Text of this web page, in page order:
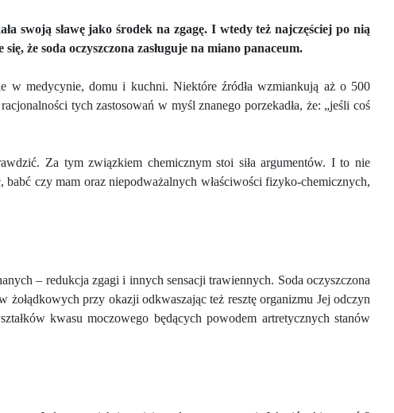
swoją sławę jako środek na zgagę. I wtedy też najczęściej po nią
że soda oczyszczona zasługuje na miano panaceum.
w medycynie, domu i kuchni. Niektóre źródła wzmiankują aż o 500
tych zastosowań w myśl znanego porzekadła, że: „jeśli coś
Za tym związkiem chemicznym stoi siła argumentów. I to nie
czy mam oraz niepodważalnych właściwości fizyko-chemicznych,
– redukcja zgagi i innych sensacji trawiennych. Soda oczyszczona
żołądkowych przy okazji odkwaszając też resztę organizmu Jej odczyn
kwasu moczowego będących powodem artretycznych stanów